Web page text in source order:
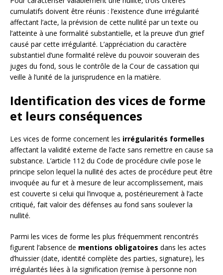
cumulatifs doivent être réunis : l’existence d’une irrégularité
affectant l’acte, la prévision de cette nullité par un texte ou
l’atteinte à une formalité substantielle, et la preuve d’un grief
causé par cette irrégularité. L’appréciation du caractère
substantiel d’une formalité relève du pouvoir souverain des
juges du fond, sous le contrôle de la Cour de cassation qui
veille à l’unité de la jurisprudence en la matière.
Identification des vices de forme
et leurs conséquences
Les vices de forme concernent les irrégularités formelles
affectant la validité externe de l’acte sans remettre en cause sa
substance. L’article 112 du Code de procédure civile pose le
principe selon lequel la nullité des actes de procédure peut être
invoquée au fur et à mesure de leur accomplissement, mais
est couverte si celui qui l’invoque a, postérieurement à l’acte
critiqué, fait valoir des défenses au fond sans soulever la
nullité.
Parmi les vices de forme les plus fréquemment rencontrés
figurent l’absence de mentions obligatoires dans les actes
d’huissier (date, identité complète des parties, signature), les
irrégularités liées à la signification (remise à personne non